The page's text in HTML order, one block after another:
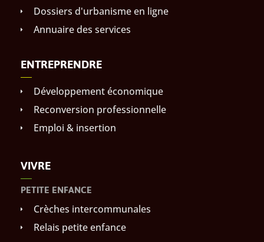
Dossiers d'urbanisme en ligne
Annuaire des services
ENTREPRENDRE
Développement économique
Reconversion professionnelle
Emploi & insertion
VIVRE
PETITE ENFANCE
Crèches intercommunales
Relais petite enfance